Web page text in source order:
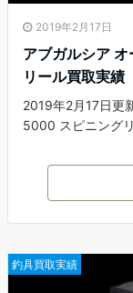
2019年2月17日
アブガルシア
リール買取実績
2019年2月17日更
5000 スピニング
釣具買取実績